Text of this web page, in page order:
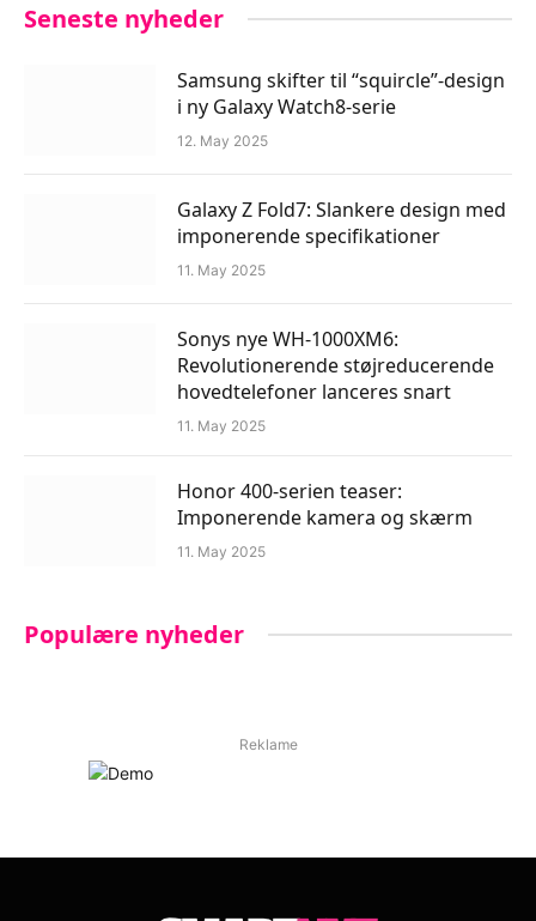
Seneste nyheder
Samsung skifter til “squircle”-design
i ny Galaxy Watch8-serie
12. May 2025
Galaxy Z Fold7: Slankere design med
imponerende specifikationer
11. May 2025
Sonys nye WH-1000XM6:
Revolutionerende støjreducerende
hovedtelefoner lanceres snart
11. May 2025
Honor 400-serien teaser:
Imponerende kamera og skærm
11. May 2025
Populære nyheder
Reklame